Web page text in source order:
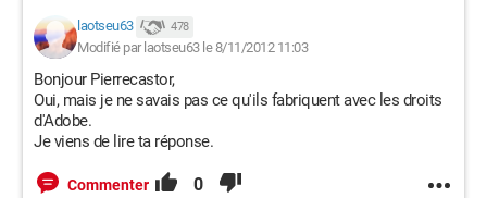
laotseu63 478
Modifié par laotseu63 le 8/11/2012 11:03
Bonjour Pierrecastor,
Oui, mais je ne savais pas ce qu'ils fabriquent avec les droits
d'Adobe.
Je viens de lire ta réponse.
Commenter 0